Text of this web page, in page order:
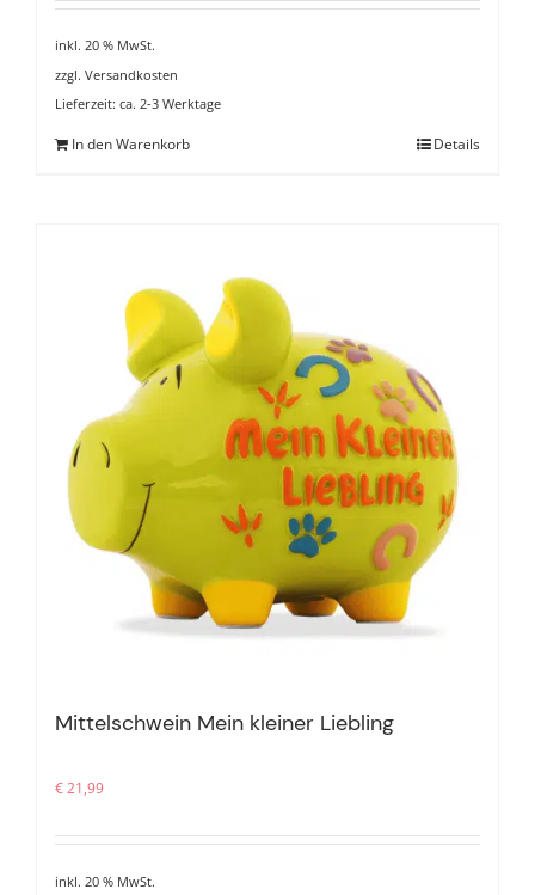
inkl. 20 % MwSt.
zzgl. Versandkosten
Lieferzeit: ca. 2-3 Werktage
In den Warenkorb Details
Mittelschwein Mein kleiner Liebling
€21,99
inkl. 20 % MwSt.